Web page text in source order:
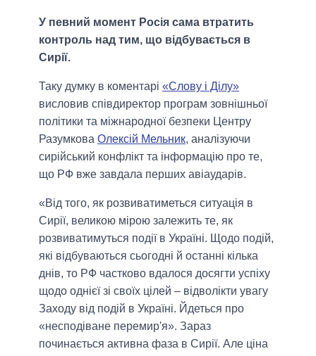
У певний момент Росія сама втратить
контроль над тим, що відбувається в
Сирії.
Таку думку в коментарі «Слову і Ділу»
висловив співдиректор програм зовнішньої
політики та міжнародної безпеки Центру
Разумкова Олексій Мельник, аналізуючи
сирійський конфлікт та інформацію про те,
що РФ вже завдала перших авіаударів.
«Від того, як розвиватиметься ситуація в
Сирії, великою мірою залежить те, як
розвиватимуться події в Україні. Щодо подій,
які відбуваються сьогодні й останні кілька
днів, то РФ частково вдалося досягти успіху
щодо однієї зі своїх цілей – відволікти увагу
Заходу від подій в Україні. Йдеться про
«несподіване перемир'я». Зараз
починається активна фаза в Сирії. Але ціна